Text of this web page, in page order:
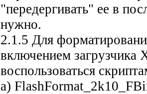
"передергивать" ее в
нужно.
2.1.5 Для
включением загрузчика
воспользоваться
а)